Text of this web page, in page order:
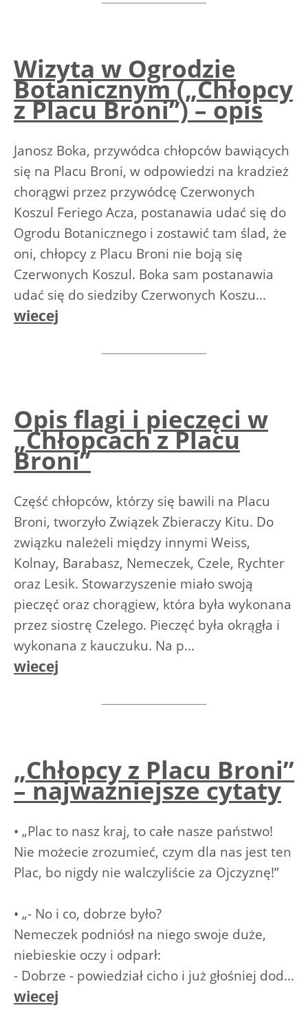
Wizyta w Ogrodzie
Botanicznym („Chłopcy
z Placu Broni”) – opis
Janosz Boka, przywódca chłopców bawiących
się na Placu Broni, w odpowiedzi na kradzież
chorągwi przez przywódcę Czerwonych
Koszul Feriego Acza, postanawia udać się do
Ogrodu Botanicznego i zostawić tam ślad, że
oni, chłopcy z Placu Broni nie boją się
Czerwonych Koszul. Boka sam postanawia
udać się do siedziby Czerwonych Koszu...
wiecej
Opis flagi i pieczęci w
„Chłopcach z Placu
Broni”
Część chłopców, którzy się bawili na Placu
Broni, tworzyło Związek Zbieraczy Kitu. Do
związku należeli między innymi Weiss,
Kolnay, Barabasz, Nemeczek, Czele, Rychter
oraz Lesik. Stowarzyszenie miało swoją
pieczęć oraz chorągiew, która była wykonana
przez siostrę Czelego. Pieczęć była okrągła i
wykonana z kauczuku. Na p...
wiecej
„Chłopcy z Placu Broni”
– najważniejsze cytaty
• „Plac to nasz kraj, to całe nasze państwo!
Nie możecie zrozumieć, czym dla nas jest ten
Plac, bo nigdy nie walczyliście za Ojczyznę!”
• „- No i co, dobrze było?
Nemeczek podniósł na niego swoje duże,
niebieskie oczy i odparł:
- Dobrze - powiedział cicho i już głośniej dod...
wiecej